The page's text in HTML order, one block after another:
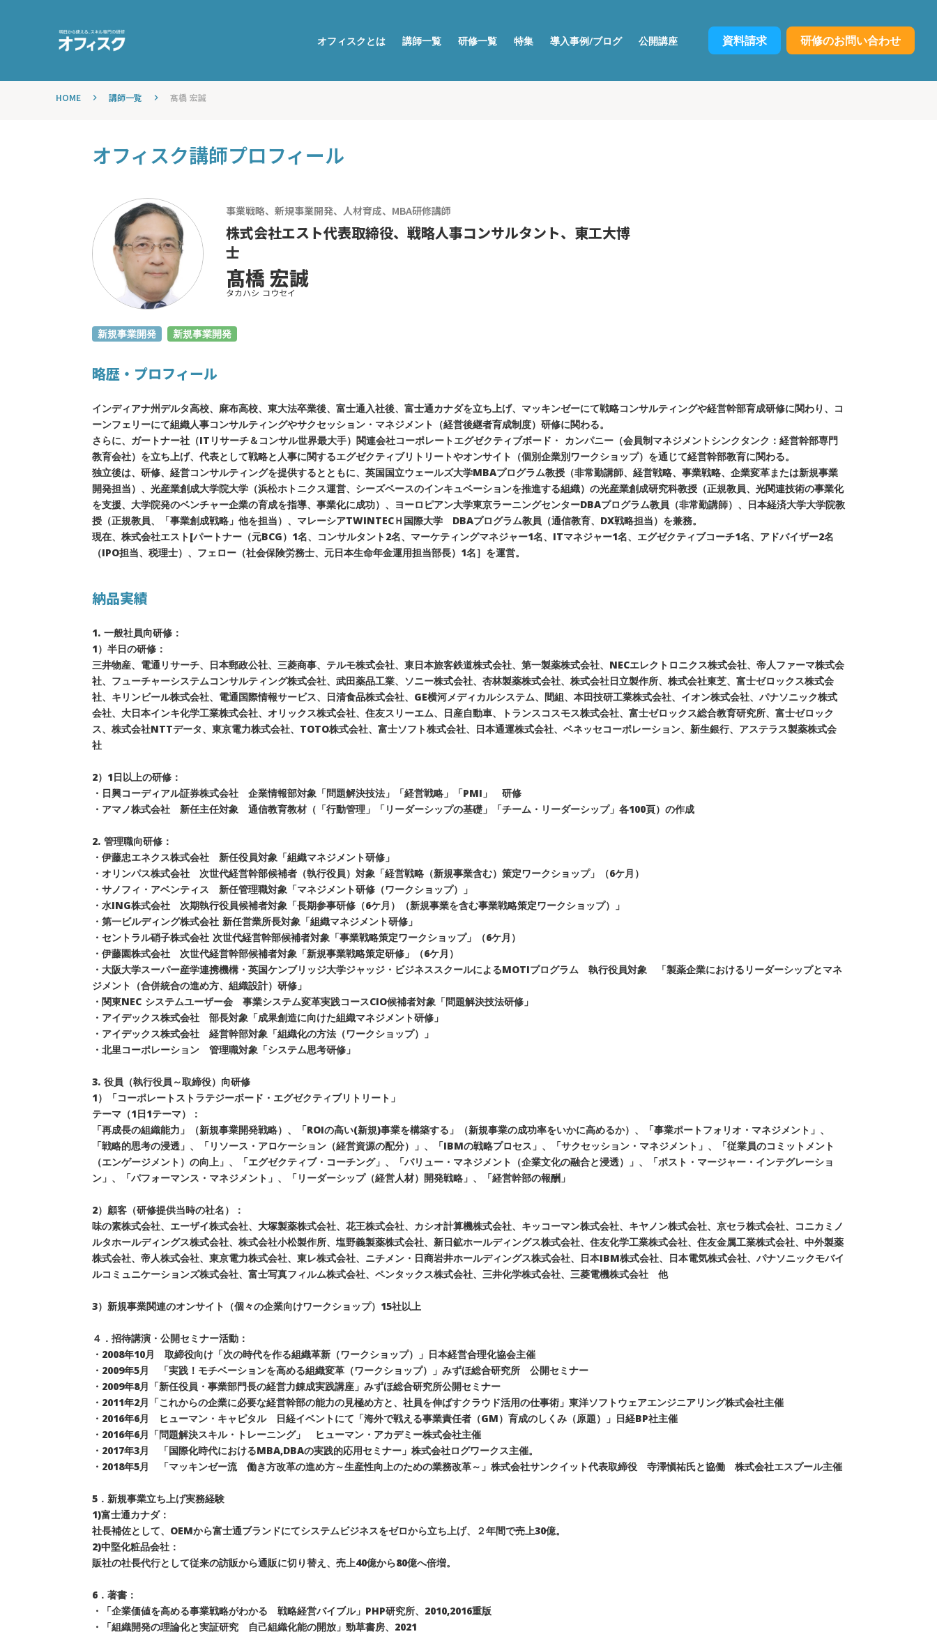
HOME keyboard_arrow_right 講師一覧 keyboard_arrow_right 髙橋 宏誠
オフィスク講師プロフィール
事業戦略、新規事業開発、人材育成、MBA研修講師
株式会社エスト代表取締役、戦略人事コンサルタント、東工大博
士
髙橋 宏誠
タカハシ コウセイ
新規事業開発 新規事業開発
略歴・プロフィール
インディアナ州デルタ高校、麻布高校、東大法卒業後、富士通入社後、富士通カナダを立ち上げ、マッキンゼーにて戦略コンサルティングや経営幹部育成研修に関わり、コ
ーンフェリーにて組織人事コンサルティングやサクセッション・マネジメント（経営後継者育成制度）研修に関わる。
さらに、ガートナー社（ITリサーチ＆コンサル世界最大手）関連会社コーポレートエグゼクティブボード・ カンパニー（会員制マネジメントシンクタンク：経営幹部専門
教育会社）を立ち上げ、代表として戦略と人事に関するエグゼクティブリトリートやオンサイト（個別企業別ワークショップ）を通じて経営幹部教育に関わる。
独立後は、研修、経営コンサルティングを提供するとともに、英国国立ウェールズ大学MBAプログラム教授（非常勤講師、経営戦略、事業戦略、企業変革または新規事業
開発担当）、光産業創成大学院大学（浜松ホトニクス運営、シーズベースのインキュベーションを推進する組織）の光産業創成研究科教授（正規教員、光関連技術の事業化
を支援、大学院発のベンチャー企業の育成を指導、事業化に成功）、ヨーロピアン大学東京ラーニングセンターDBAプログラム教員（非常勤講師）、日本経済大学大学院教
授（正規教員、「事業創成戦略」他を担当）、マレーシアTWINTECＨ国際大学 DBAプログラム教員（通信教育、DX戦略担当）を兼務。
現在、株式会社エスト[パートナー（元BCG）1名、コンサルタント2名、マーケティングマネジャー1名、ITマネジャー1名、エグゼクティブコーチ1名、アドバイザー2名
（IPO担当、税理士）、フェロー（社会保険労務士、元日本生命年金運用担当部長）1名］を運営。
納品実績
1. 一般社員向研修：
1）半日の研修：
三井物産、電通リサーチ、日本郵政公社、三菱商事、テルモ株式会社、東日本旅客鉄道株式会社、第一製薬株式会社、NECエレクトロニクス株式会社、帝人ファーマ株式会
社、フューチャーシステムコンサルティング株式会社、武田薬品工業、ソニー株式会社、杏林製薬株式会社、株式会社日立製作所、株式会社東芝、富士ゼロックス株式会
社、キリンビール株式会社、電通国際情報サービス、日清食品株式会社、GE横河メディカルシステム、間組、本田技研工業株式会社、イオン株式会社、パナソニック株式
会社、大日本インキ化学工業株式会社、オリックス株式会社、住友スリーエム、日産自動車、トランスコスモス株式会社、富士ゼロックス総合教育研究所、富士ゼロック
ス、株式会社NTTデータ、東京電力株式会社、TOTO株式会社、富士ソフト株式会社、日本通運株式会社、ベネッセコーポレーション、新生銀行、アステラス製薬株式会
社
2）1日以上の研修：
・日興コーディアル証券株式会社 企業情報部対象「問題解決技法」「経営戦略」「PMI」 研修
・アマノ株式会社 新任主任対象 通信教育教材（「行動管理」「リーダーシップの基礎」「チーム・リーダーシップ」各100頁）の作成
2. 管理職向研修：
・伊藤忠エネクス株式会社 新任役員対象「組織マネジメント研修」
・オリンパス株式会社 次世代経営幹部候補者（執行役員）対象「経営戦略（新規事業含む）策定ワークショップ」（6ケ月）
・サノフィ・アベンティス 新任管理職対象「マネジメント研修（ワークショップ）」
・水ING株式会社 次期執行役員候補者対象「長期参事研修（6ケ月）（新規事業を含む事業戦略策定ワークショップ）」
・第一ビルディング株式会社 新任営業所長対象「組織マネジメント研修」
・セントラル硝子株式会社 次世代経営幹部候補者対象「事業戦略策定ワークショップ」（6ケ月）
・伊藤園株式会社 次世代経営幹部候補者対象「新規事業戦略策定研修」（6ケ月）
・大阪大学スーパー産学連携機構・英国ケンブリッジ大学ジャッジ・ビジネススクールによるMOTIプログラム 執行役員対象 「製薬企業におけるリーダーシップとマネ
ジメント（合併統合の進め方、組織設計）研修」
・関東NEC システムユーザー会 事業システム変革実践コースCIO候補者対象「問題解決技法研修」
・アイデックス株式会社 部長対象「成果創造に向けた組織マネジメント研修」
・アイデックス株式会社 経営幹部対象「組織化の方法（ワークショップ）」
・北里コーポレーション 管理職対象「システム思考研修」
3. 役員（執行役員～取締役）向研修
1）「コーポレートストラテジーボード・エグゼクティブリトリート」
テーマ（1日1テーマ）：
「再成長の組織能力」（新規事業開発戦略）、「ROIの高い(新規)事業を構築する」（新規事業の成功率をいかに高めるか）、「事業ポートフォリオ・マネジメント」、
「戦略的思考の浸透」、「リソース・アロケーション（経営資源の配分）」、「IBMの戦略プロセス」、「サクセッション・マネジメント」、「従業員のコミットメント
（エンゲージメント）の向上」、「エグゼクティブ・コーチング」、「バリュー・マネジメント（企業文化の融合と浸透）」、「ポスト・マージャー・インテグレーショ
ン」、「パフォーマンス・マネジメント」、「リーダーシップ（経営人材）開発戦略」、「経営幹部の報酬」
2）顧客（研修提供当時の社名）：
味の素株式会社、エーザイ株式会社、大塚製薬株式会社、花王株式会社、カシオ計算機株式会社、キッコーマン株式会社、キヤノン株式会社、京セラ株式会社、コニカミノ
ルタホールディングス株式会社、株式会社小松製作所、塩野義製薬株式会社、新日鉱ホールディングス株式会社、住友化学工業株式会社、住友金属工業株式会社、中外製薬
株式会社、帝人株式会社、東京電力株式会社、東レ株式会社、ニチメン・日商岩井ホールディングス株式会社、日本IBM株式会社、日本電気株式会社、パナソニックモバイ
ルコミュニケーションズ株式会社、富士写真フィルム株式会社、ペンタックス株式会社、三井化学株式会社、三菱電機株式会社 他
3）新規事業関連のオンサイト（個々の企業向けワークショップ）15社以上
４．招待講演・公開セミナー活動：
・2008年10月 取締役向け「次の時代を作る組織革新（ワークショップ）」日本経営合理化協会主催
・2009年5月 「実践！モチベーションを高める組織変革（ワークショップ）」みずほ総合研究所 公開セミナー
・2009年8月「新任役員・事業部門長の経営力錬成実践講座」みずほ総合研究所公開セミナー
・2011年2月「これからの企業に必要な経営幹部の能力の見極め方と、社員を伸ばすクラウド活用の仕事術」東洋ソフトウェアエンジニアリング株式会社主催
・2016年6月 ヒューマン・キャピタル 日経イベントにて「海外で戦える事業責任者（GM）育成のしくみ（原題）」日経BP社主催
・2016年6月「問題解決スキル・トレーニング」 ヒューマン・アカデミー株式会社主催
・2017年3月 「国際化時代におけるMBA,DBAの実践的応用セミナー」株式会社ログワークス主催。
・2018年5月 「マッキンゼー流 働き方改革の進め方～生産性向上のための業務改革～」株式会社サンクイット代表取締役 寺澤愼祐氏と協働 株式会社エスプール主催
5．新規事業立ち上げ実務経験
1)富士通カナダ：
社長補佐として、OEMから富士通ブランドにてシステムビジネスをゼロから立ち上げ、２年間で売上30億。
2)中堅化粧品会社：
販社の社長代行として従来の訪販から通販に切り替え、売上40億から80億へ倍増。
6．著書：
・「企業価値を高める事業戦略がわかる 戦略経営バイブル」PHP研究所、2010,2016重版
・「組織開発の理論化と実証研究 自己組織化能の開放」勁草書房、2021
オフィスクとは 講師一覧 研修一覧 特集 導入事例/ブログ 公開講座 資料請求 研修のお問い合わせ